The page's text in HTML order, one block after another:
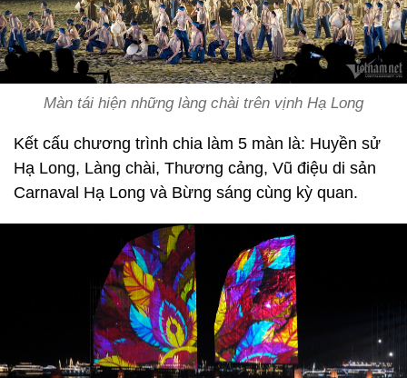
Màn tái hiện những làng chài trên vịnh Hạ Long
Kết cấu chương trình chia làm 5 màn là: Huyền sử
Hạ Long, Làng chài, Thương cảng, Vũ điệu di sản
Carnaval Hạ Long và Bừng sáng cùng kỳ quan.